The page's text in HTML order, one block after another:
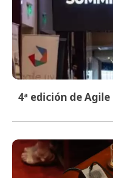
4ª edición de